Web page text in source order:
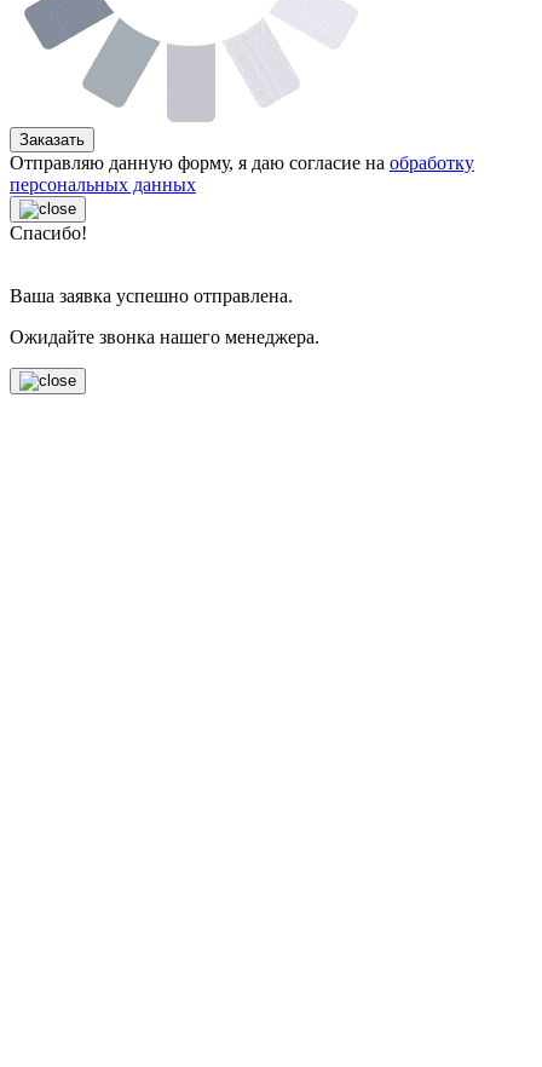
Заказать
Отправляю данную форму, я даю согласие на обработку
персональных данных
Спасибо!
Ваша заявка успешно отправлена.
Ожидайте звонка нашего менеджера.